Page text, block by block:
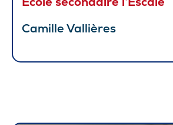
Camille Vallières